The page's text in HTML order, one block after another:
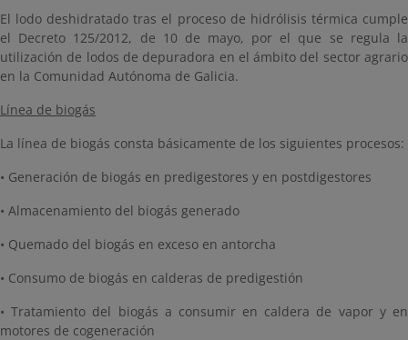
El lodo deshidratado tras el proceso de hidrólisis térmica cumple
el Decreto 125/2012, de 10 de mayo, por el que se regula la
utilización de lodos de depuradora en el ámbito del sector agrario
en la Comunidad Autónoma de Galicia.
Línea de biogás
La línea de biogás consta básicamente de los siguientes procesos:
• Generación de biogás en predigestores y en postdigestores
• Almacenamiento del biogás generado
• Quemado del biogás en exceso en antorcha
• Consumo de biogás en calderas de predigestión
• Tratamiento del biogás a consumir en caldera de vapor y en
motores de cogeneración